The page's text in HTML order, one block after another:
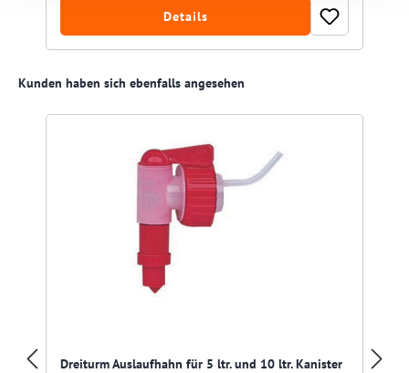
Details
Produktgalerie überspringen
Kunden haben sich ebenfalls angesehen
Dreiturm Auslaufhahn für 5 ltr. und 10 ltr. Kanister